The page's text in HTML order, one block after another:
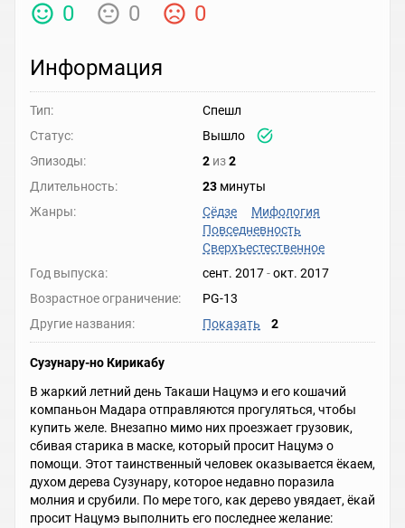
0 0 0
Информация
Тип:
Спешл
Статус:
Вышло
Эпизоды:
2 из2
Длительность:
23 минуты
Жанры:
Сёдзе
Мифология
Повседневность
Сверхъестественное
Год выпуска:
сент. 2017-окт. 2017
Возрастное ограничение:
PG-13
Другие названия:
Показать 2
Сузунару-но Кирикабу
В жаркий летний день Такаши Нацумэ и его кошачий
компаньон Мадара отправляются прогуляться, чтобы
купить желе. Внезапно мимо них проезжает грузовик,
сбивая старика в маске, который просит Нацумэ о
помощи. Этот таинственный человек оказывается ёкаем,
духом дерева Сузунару, которое недавно поразила
молния и срубили. По мере того, как дерево увядает, ёкай
просит Нацумэ выполнить его последнее желание: